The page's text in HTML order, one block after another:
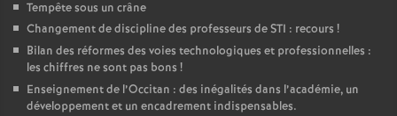
Tempête sous un crâne
Changement de discipline des professeurs de STI : recours !
Bilan des réformes des voies technologiques et professionnelles :
les chiffres ne sont pas bons !
Enseignement de l’Occitan : des inégalités dans l’académie, un
développement et un encadrement indispensables.